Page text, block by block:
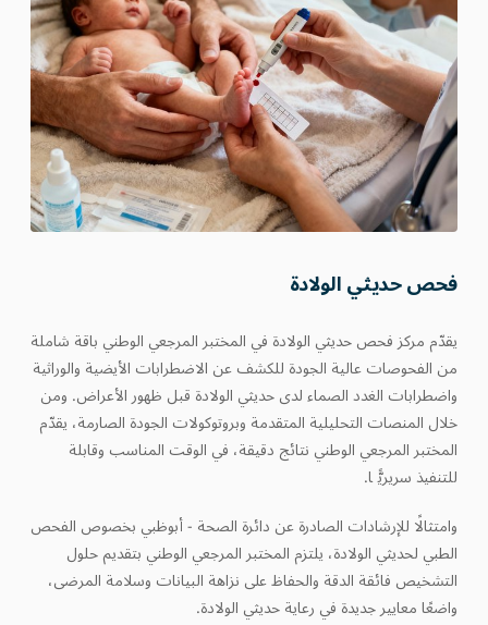
فحص حديثي الولادة
يقدّم مركز فحص حديثي الولادة في المختبر المرجعي الوطني باقة شاملة
من الفحوصات عالية الجودة للكشف عن الاضطرابات الأيضية والوراثية
واضطرابات الغدد الصماء لدى حديثي الولادة قبل ظهور الأعراض. ومن
خلال المنصات التحليلية المتقدمة وبروتوكولات الجودة الصارمة، يقدّم
المختبر المرجعي الوطني نتائج دقيقة، في الوقت المناسب وقابلة
للتنفيذ سريريًّا.
وامتثالًا للإرشادات الصادرة عن دائرة الصحة - أبوظبي بخصوص الفحص
الطبي لحديثي الولادة، يلتزم المختبر المرجعي الوطني بتقديم حلول
التشخيص فائقة الدقة والحفاظ على نزاهة البيانات وسلامة المرضى،
واضعًا معايير جديدة في رعاية حديثي الولادة.